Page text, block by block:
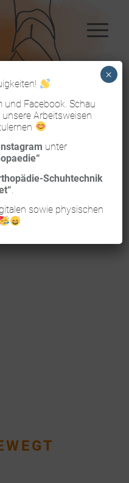
Facebook. Schau
Arbeitsweisen
Instagram unter
Schuhtechnik
sowie physischen
×